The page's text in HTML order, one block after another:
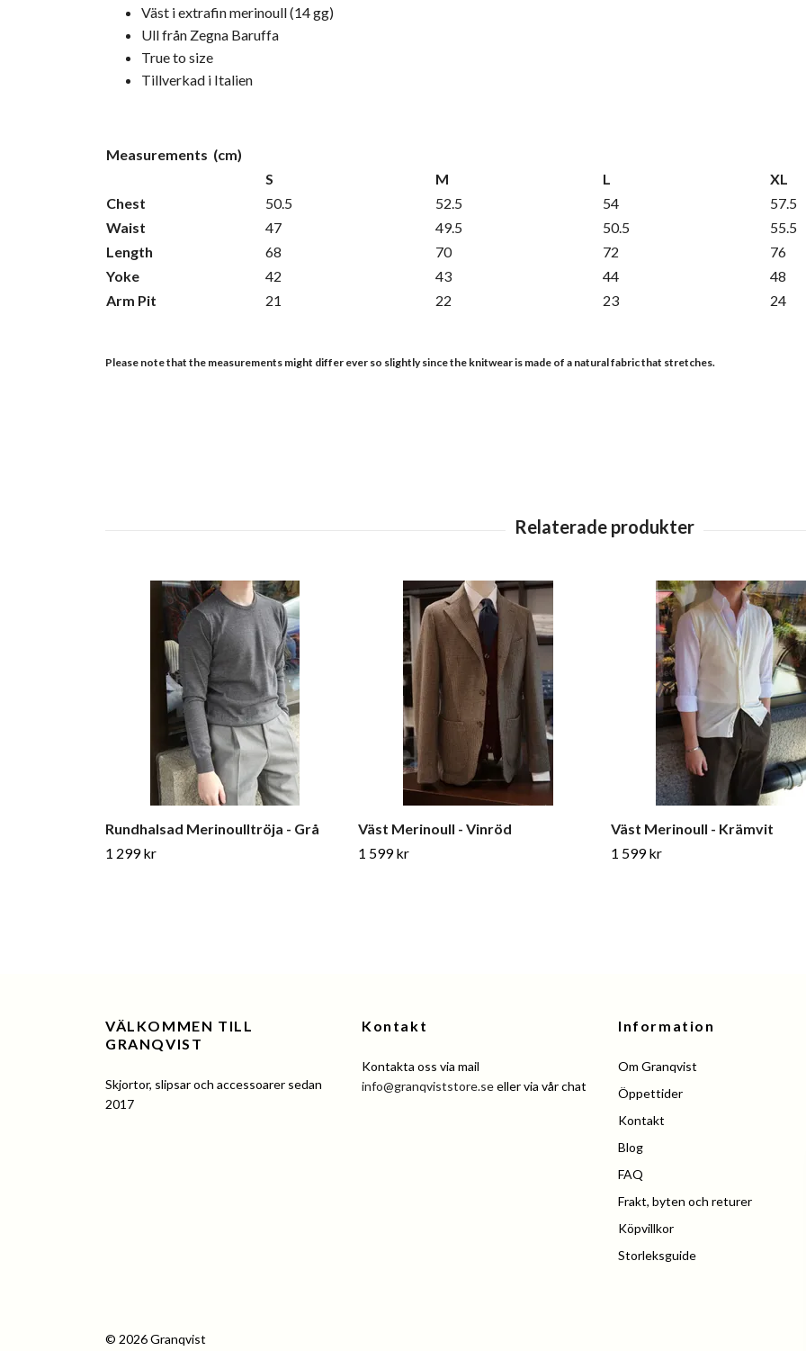
Väst i extrafin merinoull (14 gg)
Ull från Zegna Baruffa
True to size
Tillverkad i Italien
Measurements (cm)
S
M L
XL
Chest
50.5 52.5 54
57.5
Waist
47 49.5 50.5
55.5
Length
68 70 72
76
Yoke
42 43 44
48
Arm Pit
21 22 23 24
Please note that the measurements might differ ever so slightly since the knitwear is made of a natural fabric that stretches.
Rundhalsad Merinoulltröja - Grå
1 299 kr
Väst Merinoull - Vinröd
1 599 kr
Väst Merinoull - Krämvit
1 599 kr
VÄLKOMMEN TILL
GRANQVIST
Skjortor, slipsar och accessoarer sedan
2017
Kontakt
Kontakta oss via mail
info@granqviststore.seeller via vår chat
Information
Om Granqvist
Öppettider
Kontakt
Blog
FAQ
Frakt, byten och returer
Köpvillkor
Storleksguide
© 2026 Granqvist